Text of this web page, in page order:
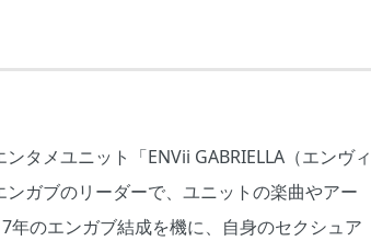
タメユニット「ENVii GABRIELLA（エンヴィ
ンガブのリーダーで、ユニットの楽曲やアー
年のエンガブ結成を機に、自身のセクシュア